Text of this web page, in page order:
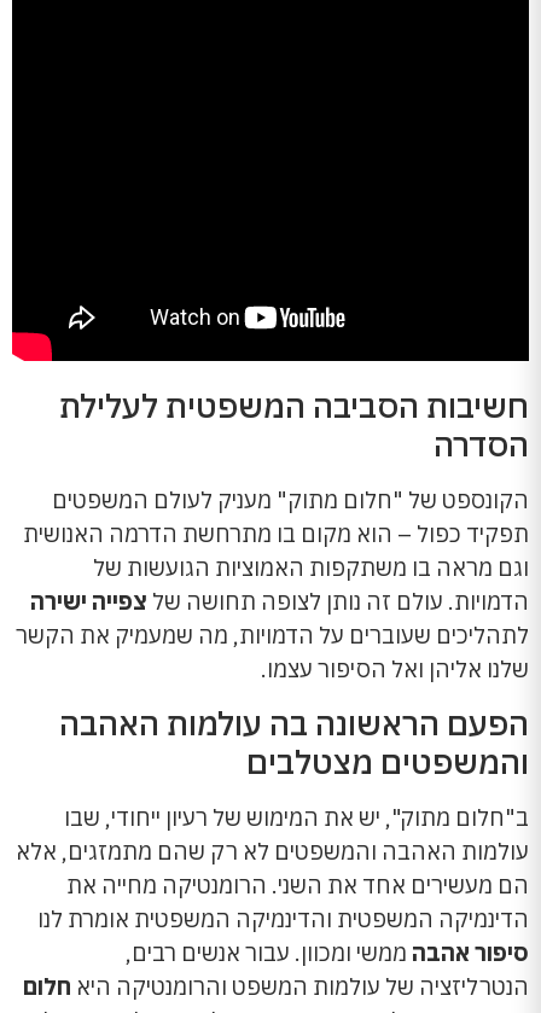
חשיבות הסביבה המשפטית לעלילת
הסדרה
הקונספט של "חלום מתוק" מעניק לעולם המשפטים
תפקיד כפול – הוא מקום בו מתרחשת הדרמה האנושית
וגם מראה בו משתקפות האמוציות הגועשות של
הדמויות. עולם זה נותן לצופה תחושה של צפייה ישירה
לתהליכים שעוברים על הדמויות, מה שמעמיק את הקשר
שלנו אליהן ואל הסיפור עצמו.
הפעם הראשונה בה עולמות האהבה
והמשפטים מצטלבים
ב"חלום מתוק", יש את המימוש של רעיון ייחודי, שבו
עולמות האהבה והמשפטים לא רק שהם מתמזגים, אלא
הם מעשירים אחד את השני. הרומנטיקה מחייה את
הדינמיקה המשפטית והדינמיקה המשפטית אומרת לנו
סיפור אהבה ממשי ומכוון. עבור אנשים רבים,
הנטרליזציה של עולמות המשפט והרומנטיקה היא חלום